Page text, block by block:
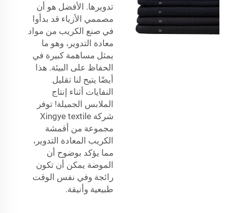
تدويرها. الأفضل هو أن
مصممي الأزياء قد بدأوا
في صنع الكريب من مواد
معادة التدوير، وهو ما
يمثل مساهمة كبيرة في
الحفاظ على البيئة. هذا
أيضًا يتيح لنا تقليل
النفايات أثناء إنتاج
الملابس الجميلة! توفر
شركة Xingye textile
مجموعة من أقمشة
الكريب المعادة التدوير،
مما يؤكد بوضوح أن
الموضة يمكن أن تكون
رائجة وفي نفس الوقت
طبيعية وأنيقة.